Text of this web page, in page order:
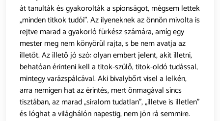
át tanulták és gyakorolták a spionságot, mégsem lettek
„minden titkok tudói”. Az ilyeneknek az önnön mivolta is
rejtve marad a gyakorló fürkész számára, amíg egy
mester meg nem könyörül rajta, s be nem avatja az
illetőt. Az illető jó szó: olyan embert jelent, akit illetni,
behatóan érinteni kell a titok-szülő, titok-oldó tudással,
mintegy varázspálcával. Aki bivalybőrt visel a lelkén,
arra nemigen hat az érintés, mert önmagával sincs
tisztában, az marad „siralom tudatlan”, „illetve is illetlen”
és lóghat a világhálón napestig, nem jön rá semmire.